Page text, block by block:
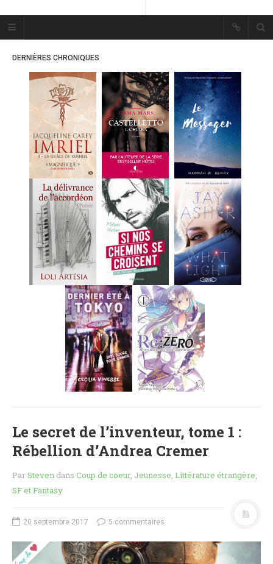
Plume Bleue
« Les mots sont les passants
« Les mots sont les passants
mystérieux de l’âme. »
ACCUEIL
LES PLUMES
MES FUTURES
LECTURES
MES CRITIQUES
MES ARTICLES
MARION
MES FUTURES
LECTURES
MES CRITIQUES
MES ARTICLES
MES FUTURES
LECTURES
MES CRITIQUES
STEVEN
MES FUTURES
MES CRITIQUES
MES ARTICLES
NOS VIDÉOS
DERNIÈRES CHRONIQUES
Le secret de l’inventeur, tome 1 :
Rébellion d’Andrea Cremer
ParSteven dans Coup de coeur, Jeunesse, Littérature étrangère,
SF et Fantasy
20 septembre 2017 5 commentaires